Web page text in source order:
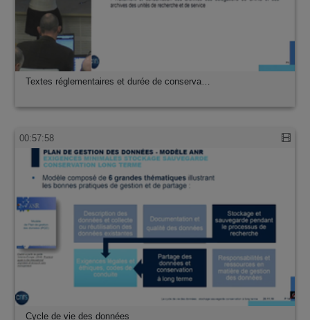
Textes réglementaires et durée de conserva…
00:57:58
Cycle de vie des données